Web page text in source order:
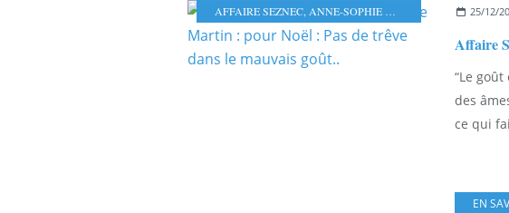
AFFAIRE SEZNEC, ANNE-SOPHIE MARTIN 25/12/
“Le
des
ce qui
EN